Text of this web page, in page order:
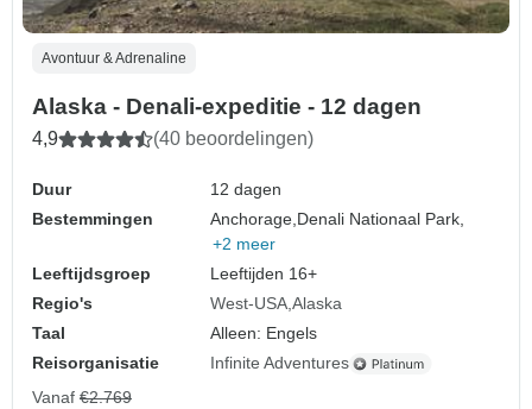
Avontuur & Adrenaline
Alaska - Denali-expeditie - 12 dagen
4,9 (40 beoordelingen)
Duur
12 dagen
Bestemmingen
Anchorage, Denali Nationaal Park,
+2 meer
Leeftijdsgroep
Leeftijden 16+
Regio's
West-USA Alaska
Taal
Alleen: Engels
Reisorganisatie
Infinite Adventures
Vanaf €2.769